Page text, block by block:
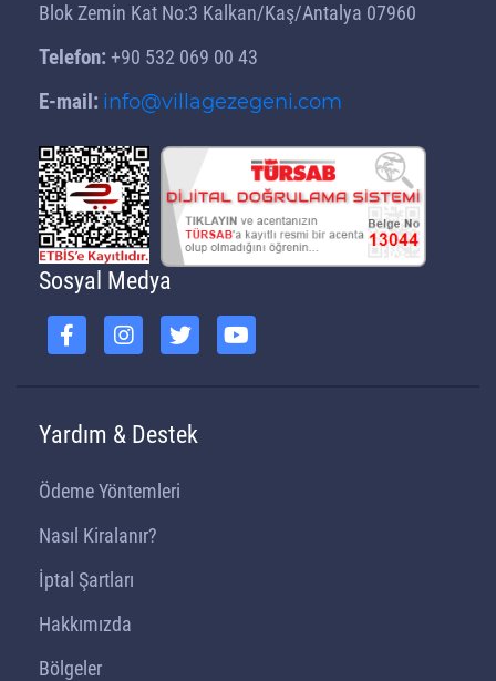
Blok Zemin Kat No:3 Kalkan/Kaş/Antalya 07960
Telefon: +90 532 069 00 43
E-mail: info@villagezegeni.com
Sosyal Medya
Yardım & Destek
Ödeme Yöntemleri
Nasıl Kiralanır?
İptal Şartları
Hakkımızda
Bölgeler